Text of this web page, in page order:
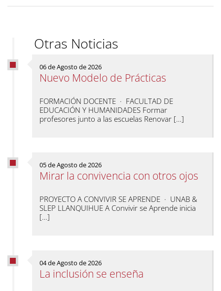
Otras Noticias
06 de Agosto de 2026
Nuevo Modelo de Prácticas
FORMACIÓN DOCENTE · FACULTAD DE
EDUCACIÓN Y HUMANIDADES Formar
profesores junto a las escuelas Renovar […]
05 de Agosto de 2026
Mirar la convivencia con otros ojos
PROYECTO A CONVIVIR SE APRENDE · UNAB &
SLEP LLANQUIHUE A Convivir se Aprende inicia
[…]
04 de Agosto de 2026
La inclusión se enseña